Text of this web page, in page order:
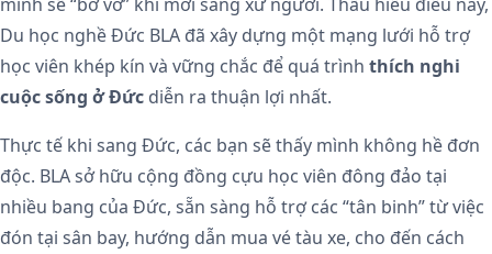
Du học nghề Đức BLA đã xây dựng một mạng lưới hỗ trợ
học viên khép kín và vững chắc để quá trình thích nghi
cuộc sống ở Đức diễn ra thuận lợi nhất.
Thực tế khi sang Đức, các bạn sẽ thấy mình không hề đơn
độc. BLA sở hữu cộng đồng cựu học viên đông đảo tại
nhiều bang của Đức, sẵn sàng hỗ trợ các “tân binh” từ việc
đón tại sân bay, hướng dẫn mua vé tàu xe, cho đến cách